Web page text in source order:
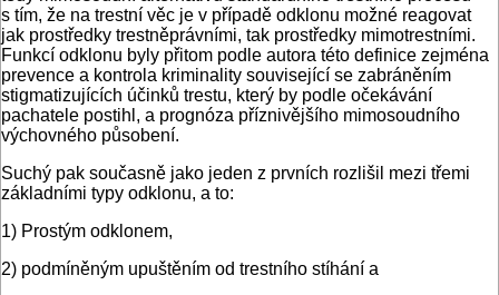
s tím, že na trestní věc je v případě odklonu možné reagovat
jak prostředky trestněprávními, tak prostředky mimotrestními.
Funkcí odklonu byly přitom podle autora této definice zejména
prevence a kontrola kriminality související se zabráněním
stigmatizujících účinků trestu, který by podle očekávání
pachatele postihl, a prognóza příznivějšího mimosoudního
výchovného působení.
Suchý pak současně jako jeden z prvních rozlišil mezi třemi
základními typy odklonu, a to:
1) Prostým odklonem,
2) podmíněným upuštěním od trestního stíhání a